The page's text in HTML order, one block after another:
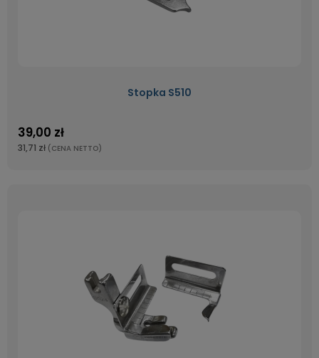
Stopka S510
39,00 zł
31,71 zł (CENA NETTO)